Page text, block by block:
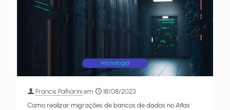
Francis Palharini em
18/08/2023
Como realizar migrações de bancos de dados no Atlas